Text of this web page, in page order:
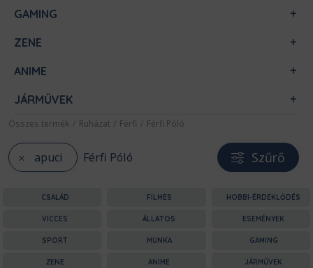
GAMING
ZENE
ANIME
JÁRMŰVEK
Összes termék / Ruházat / Férfi / Férfi Póló
apuci Férfi Póló Szűrő
CSALÁD FILMES HOBBI-ÉRDEKLŐDÉS
VICCES ÁLLATOS ESEMÉNYEK
SPORT MUNKA GAMING
ZENE ANIME JÁRMŰVEK